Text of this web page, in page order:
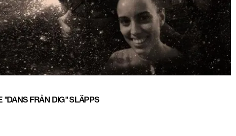
"DANS FRÅN DIG" SLÄPPS